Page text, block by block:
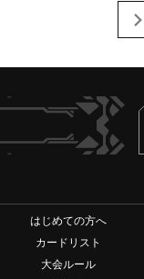
はじめての方へ
カードリスト
大会ルール